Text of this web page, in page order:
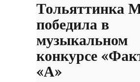
Тольяттинка
победила в
музыкальном
конкурсе
«А»